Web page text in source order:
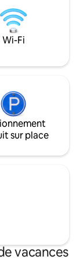
des bars célèbres
ligne de chemin
pittoresque
pied ! ! !.
Wi-Fi
sur place
vacances